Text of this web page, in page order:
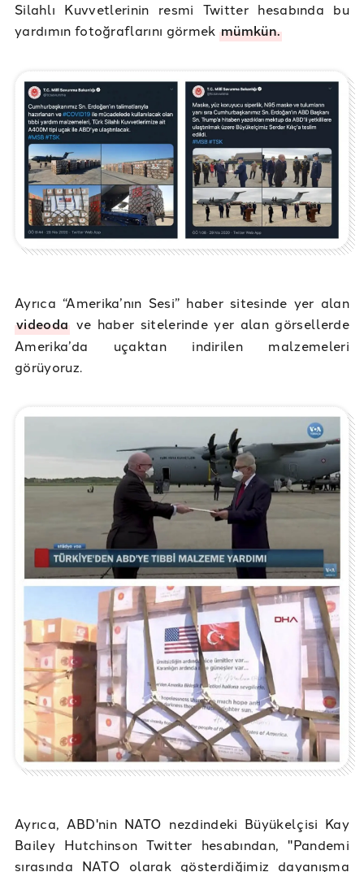
Silahlı Kuvvetlerinin resmi Twitter hesabında bu
yardımın fotoğraflarını görmek mümkün.
Ayrıca “Amerika’nın Sesi” haber sitesinde yer alan
videoda ve haber sitelerinde yer alan görsellerde
Amerika’da uçaktan indirilen malzemeleri
görüyoruz.
Ayrıca, ABD'nin NATO nezdindeki Büyükelçisi Kay
Bailey Hutchinson Twitter hesabından, "Pandemi
sırasında NATO olarak gösterdiğimiz dayanışma